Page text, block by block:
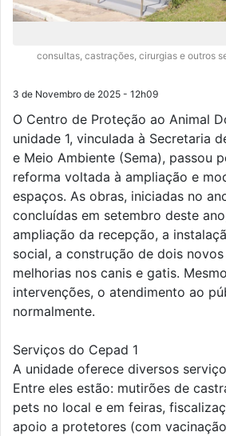
consultas, castrações, cirurgias e outros
3 de Novembro de 2025 - 12h09
O Centro de Proteção ao Animal
unidade 1, vinculada à Secretaria
e Meio Ambiente (Sema), passou
reforma voltada à ampliação e
espaços. As obras, iniciadas no
concluídas em setembro deste
ampliação da recepção, a
social, a construção de dois
melhorias nos canis e gatis.
intervenções, o atendimento ao
normalmente.
Serviços do Cepad 1
A unidade oferece diversos
Entre eles estão: mutirões de
pets no local e em feiras,
apoio a protetores (com